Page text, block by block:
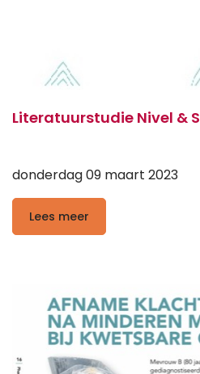
Literatuurstudie Nivel &
donderdag 09 maart 2023
Lees meer